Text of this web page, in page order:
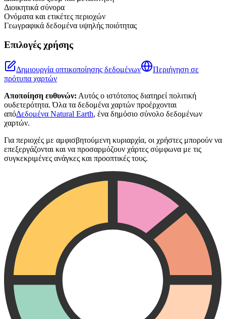
Διοικητικά σύνορα
Ονόματα και ετικέτες περιοχών
Γεωγραφικά δεδομένα υψηλής ποιότητας
Επιλογές χρήσης
Δημιουργία οπτικοποίησης δεδομένων
Περιήγηση σε
πρότυπα χαρτών
Αποποίηση ευθυνών: Αυτός ο ιστότοπος διατηρεί πολιτική
ουδετερότητα. Όλα τα δεδομένα χαρτών προέρχονται
απόΔεδομένα Natural Earth, ένα δημόσιο σύνολο δεδομένων
χαρτών.
Για περιοχές με αμφισβητούμενη κυριαρχία, οι χρήστες μπορούν να
επεξεργάζονται και να προσαρμόζουν χάρτες σύμφωνα με τις
συγκεκριμένες ανάγκες και προοπτικές τους.